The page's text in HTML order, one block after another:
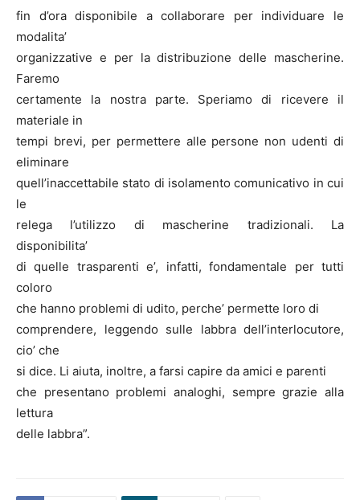
fin d’ora disponibile a collaborare per individuare le
modalita’
organizzative e per la distribuzione delle mascherine.
Faremo
certamente la nostra parte. Speriamo di ricevere il
materiale in
tempi brevi, per permettere alle persone non udenti di
eliminare
quell’inaccettabile stato di isolamento comunicativo in cui
le
relega l’utilizzo di mascherine tradizionali. La
disponibilita’
di quelle trasparenti e’, infatti, fondamentale per tutti
coloro
che hanno problemi di udito, perche’ permette loro di
comprendere, leggendo sulle labbra dell’interlocutore,
cio’ che
si dice. Li aiuta, inoltre, a farsi capire da amici e parenti
che presentano problemi analoghi, sempre grazie alla
lettura
delle labbra”.